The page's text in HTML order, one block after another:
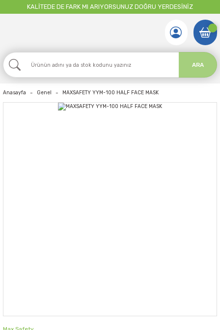
KALİTEDE DE FARK MI ARIYORSUNUZ DOĞRU YERDESİNİZ
ARA
Anasayfa Genel MAXSAFETY YYM-100 HALF FACE MASK